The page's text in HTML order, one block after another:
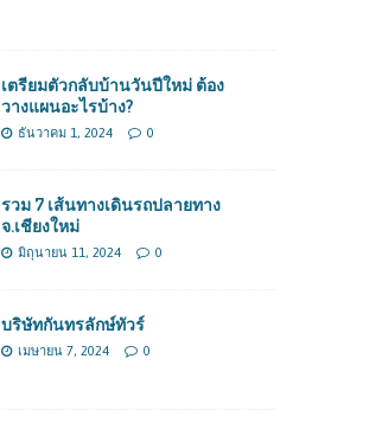
เตรียมตัวกลับบ้านวันปีใหม่ ต้อง
วางแผนอะไรบ้าง?
ธันวาคม 1, 2024 0
รวม 7 เส้นทางเดินรถปลายทาง
จ.เชียงใหม่
มิถุนายน 11, 2024 0
บริษัทกันทรลักษ์ทัวร์
เมษายน 7, 2024 0